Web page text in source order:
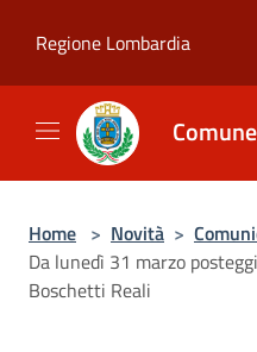
Regione Lombardia
Home > Novità >
Da lunedì 31 marzo
Boschetti Reali